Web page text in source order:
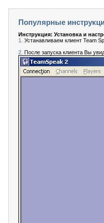
Популярные
Инструкция: Установка и
1.
Устанавливаем клиент Team
2. После запуска клиента Вы